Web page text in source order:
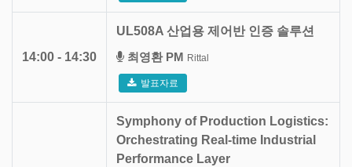
14:00 - 14:30
UL508A 산업용 제어반 인증 솔루션
최영환 PM Rittal
발표자료
Symphony of Production Logistics:
Orchestrating Real-time Industrial
Performance Layer